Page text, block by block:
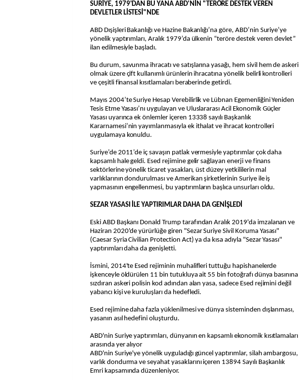
SURİYE, 1979'DAN BU YANA ABD'NİN "TERÖRE DESTEK VEREN
DEVLETLER LİSTESİ"NDE
ABD Dışişleri Bakanlığı ve Hazine Bakanlığı’na göre, ABD’nin Suriye’ye
yönelik yaptırımları, Aralık 1979’da ülkenin “teröre destek veren devlet”
ilan edilmesiyle başladı.
Bu durum, savunma ihracatı ve satışlarına yasağı, hem sivil hem de askeri
olmak üzere çift kullanımlı ürünlerin ihracatına yönelik belirli kontrolleri
ve çeşitli finansal kısıtlamaları beraberinde getirdi.
Mayıs 2004’te Suriye Hesap Verebilirlik ve Lübnan Egemenliğini Yeniden
Tesis Etme Yasası’nı uygulayan ve Uluslararası Acil Ekonomik Güçler
Yasası uyarınca ek önlemler içeren 13338 sayılı Başkanlık
Kararnamesi’nin yayımlanmasıyla ek ithalat ve ihracat kontrolleri
uygulamaya konuldu.
Suriye’de 2011’de iç savaşın patlak vermesiyle yaptırımlar çok daha
kapsamlı hale geldi. Esed rejimine gelir sağlayan enerji ve finans
sektörlerine yönelik ticaret yasakları, üst düzey yetkililerin mal
varlıklarının dondurulması ve Amerikan şirketlerinin Suriye ile iş
yapmasının engellenmesi, bu yaptırımların başlıca unsurları oldu.
SEZAR YASASI İLE YAPTIRIMLAR DAHA DA GENİŞLEDİ
Eski ABD Başkanı Donald Trump tarafından Aralık 2019'da imzalanan ve
Haziran 2020'de yürürlüğe giren "Sezar Suriye Sivil Koruma Yasası"
(Caesar Syria Civilian Protection Act) ya da kısa adıyla "Sezar Yasası"
yaptırımları daha da genişletti.
İsmini, 2014'te Esed rejiminin muhalifleri tuttuğu hapishanelerde
işkenceyle öldürülen 11 bin tutukluya ait 55 bin fotoğrafı dünya basınına
sızdıran askeri polisin kod adından alan yasa, sadece Esed rejimini değil
yabancı kişi ve kuruluşları da hedefledi.
Esed rejimine daha fazla yüklenilmesi ve dünya sisteminden dışlanması,
yasanın asıl hedefini oluşturdu.
ABD'nin Suriye yaptırımları, dünyanın en kapsamlı ekonomik kısıtlamaları
arasında yer alıyor
ABD'nin Suriye'ye yönelik uyguladığı güncel yaptırımlar, silah ambargosu,
varlık dondurma ve seyahat yasaklarını içeren 13894 Sayılı Başkanlık
Emri kapsamında düzenleniyor.